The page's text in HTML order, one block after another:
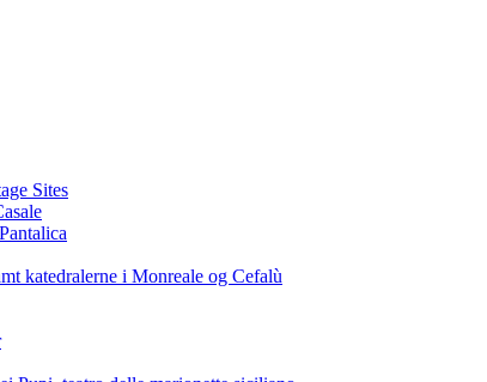
Sites
katedralerne i Monreale og Cefalù